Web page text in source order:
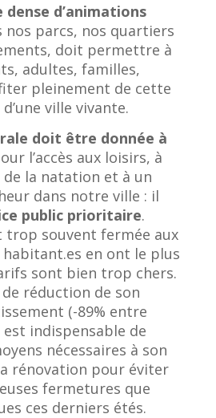
d’animations
nos parcs, nos quartiers
doit permettre à
adultes, familles,
pleinement de cette
ville vivante.
doit être donnée à
l’accès aux loisirs, à
de la natation et à un
dans notre ville : il
public prioritaire.
trop souvent fermée aux
en ont le plus
sont bien trop chers.
réduction de son
(-89% entre
est indispensable de
nécessaires à son
rénovation pour éviter
fermetures que
ces derniers étés.